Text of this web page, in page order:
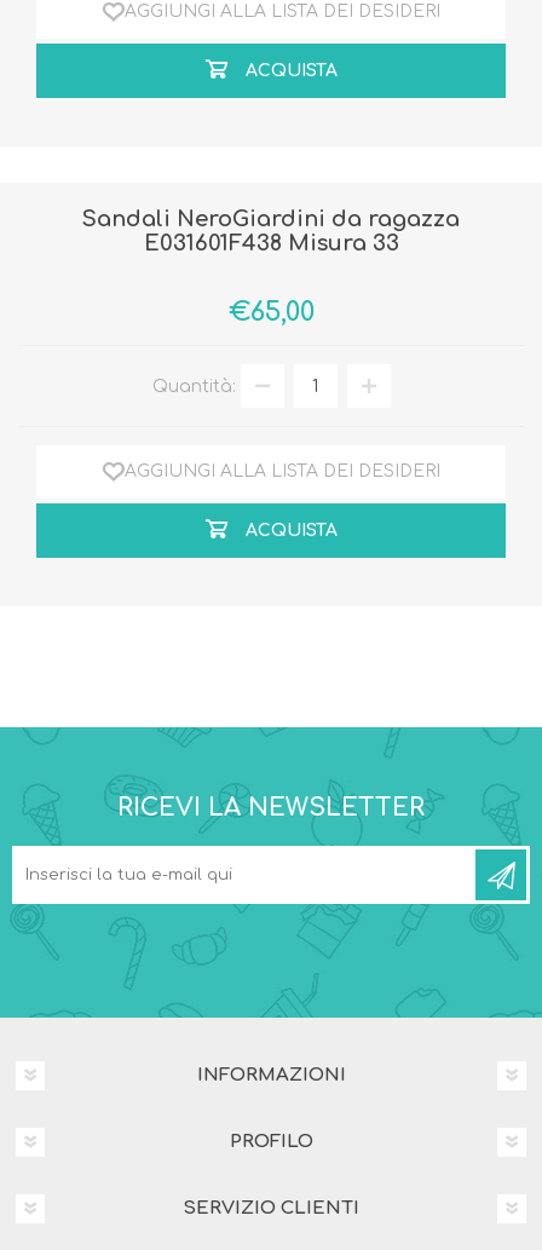
AGGIUNGI ALLA LISTA DEI DESIDERI
ACQUISTA
Sandali NeroGiardini da ragazza
E031601F438 Misura 33
€65,00
Quantità:
AGGIUNGI ALLA LISTA DEI DESIDERI
ACQUISTA
RICEVI LA NEWSLETTER
INFORMAZIONI
PROFILO
SERVIZIO CLIENTI